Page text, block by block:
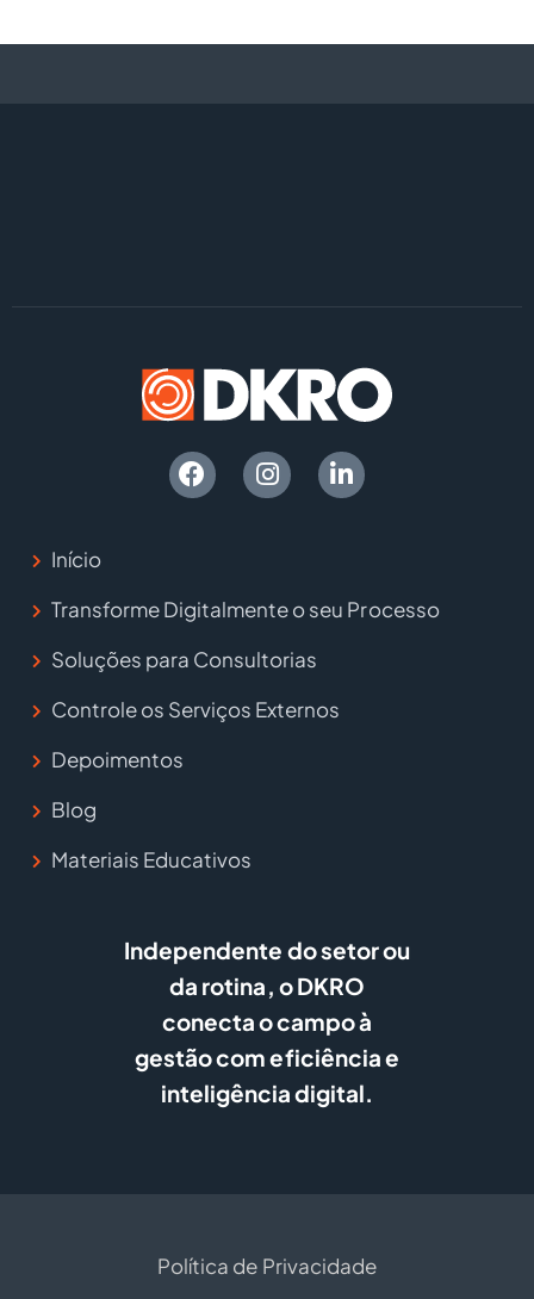
Início
Transforme Digitalmente o seu Processo
Soluções para Consultorias
Controle os Serviços Externos
Depoimentos
Blog
Materiais Educativos
Independente do setor ou
da rotina, o DKRO
conecta o campo à
gestão com eficiência e
inteligência digital.
Política de Privacidade